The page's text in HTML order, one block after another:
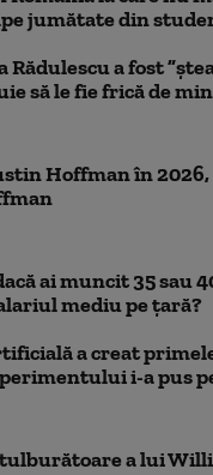
jumătate din
Rădulescu a fost
să le fie frică de
Hoffman în 2026,
ai muncit 35 sau
mediu pe țară?
a creat
i-a pus
a lui